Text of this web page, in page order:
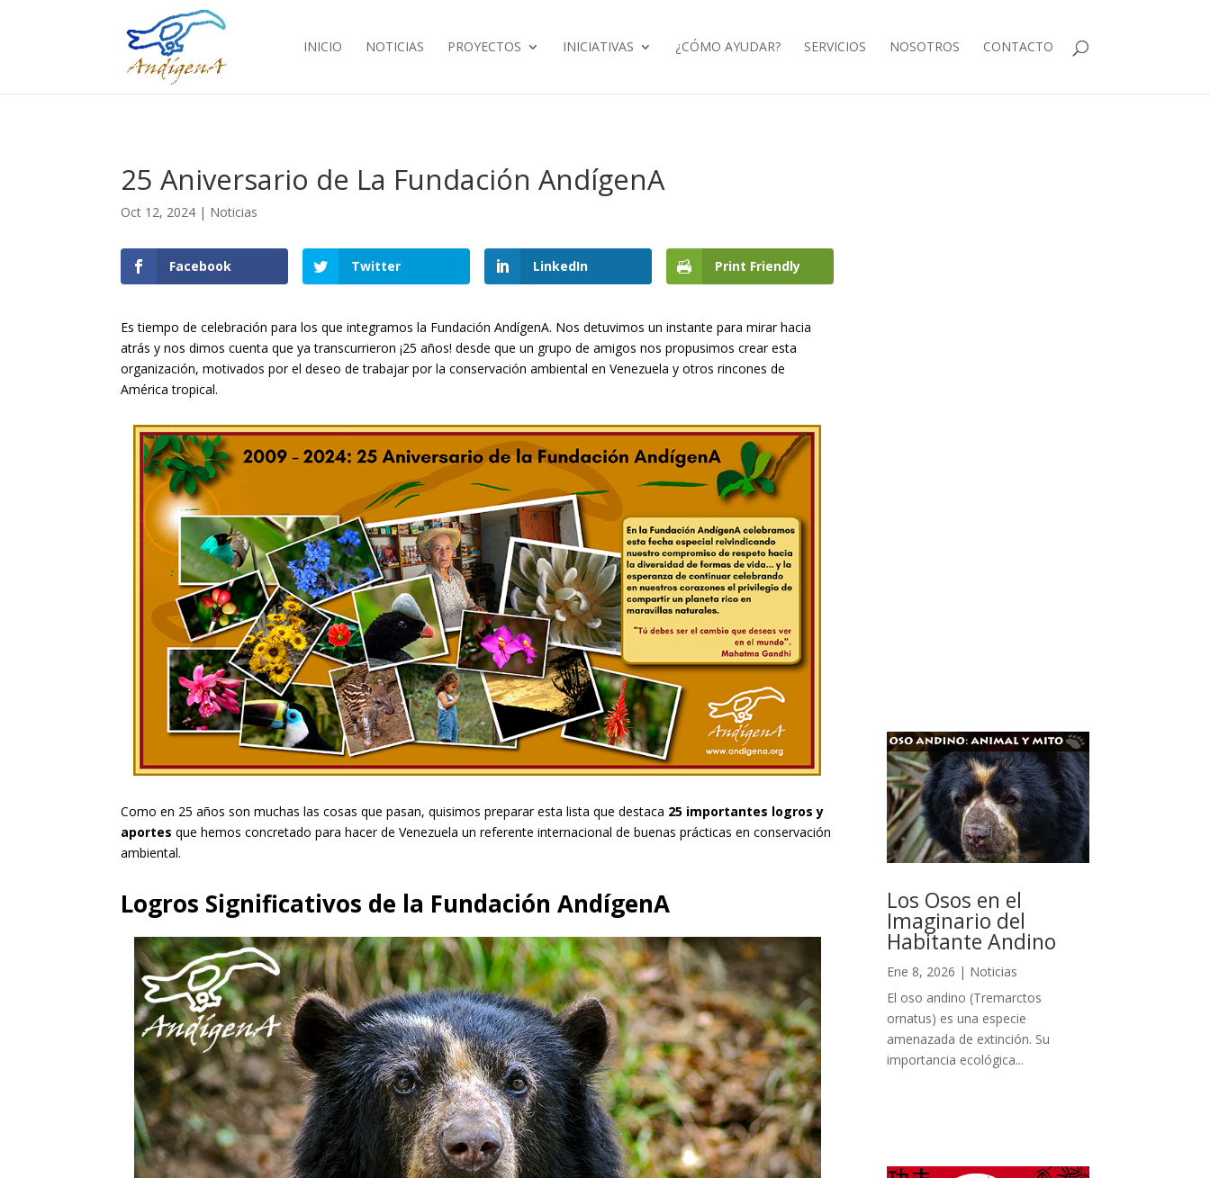
INICIO NOTICIAS PROYECTOS INICIATIVAS ¿CÓMO AYUDAR? SERVICIOS NOSOTROS CONTACTO
25 Aniversario de La Fundación AndígenA
Oct 12, 2024 | Noticias
Facebook Twitter LinkedIn Print Friendly
Es tiempo de celebración para los que integramos la Fundación AndígenA. Nos detuvimos un instante para mirar hacia
atrás y nos dimos cuenta que ya transcurrieron ¡25 años! desde que un grupo de amigos nos propusimos crear esta
organización, motivados por el deseo de trabajar por la conservación ambiental en Venezuela y otros rincones de
América tropical.
Como en 25 años son muchas las cosas que pasan, quisimos preparar esta lista que destaca 25 importantes logros y
aportesque hemos concretado para hacer de Venezuela un referente internacional de buenas prácticas en conservación
ambiental.
Logros Significativos de la Fundación AndígenA Los Osos en el
Imaginario del
Habitante Andino
Ene 8, 2026 | Noticias
El oso andino (Tremarctos
ornatus) es una especie
amenazada de extinción. Su
importancia ecológica...